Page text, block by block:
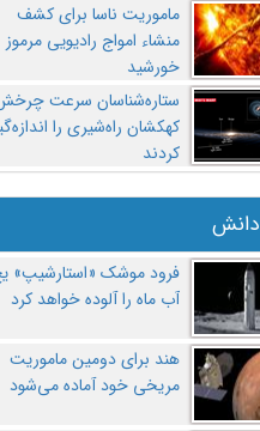
ماموریت ناسا برای کشف
منشاء امواج رادیویی مرموز
خورشید
ستاره‌شناسان سرعت
کهکشان راه‌شیری را
کردند
دانش
فرود موشک «استارشیپ»
آب ماه را آلوده خواهد کرد
هند برای دومین ماموریت
مریخی خود آماده می‌شود